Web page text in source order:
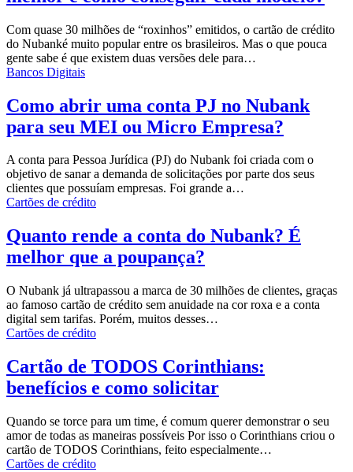
Com quase 30 milhões de “roxinhos” emitidos, o cartão de crédito
do Nubanké muito popular entre os brasileiros. Mas o que pouca
gente sabe é que existem duas versões dele para…
Bancos Digitais
Como abrir uma conta PJ no Nubank
para seu MEI ou Micro Empresa?
A conta para Pessoa Jurídica (PJ) do Nubank foi criada com o
objetivo de sanar a demanda de solicitações por parte dos seus
clientes que possuíam empresas. Foi grande a…
Cartões de crédito
Quanto rende a conta do Nubank? É
melhor que a poupança?
O Nubank já ultrapassou a marca de 30 milhões de clientes, graças
ao famoso cartão de crédito sem anuidade na cor roxa e a conta
digital sem tarifas. Porém, muitos desses…
Cartões de crédito
Cartão de TODOS Corinthians:
benefícios e como solicitar
Quando se torce para um time, é comum querer demonstrar o seu
amor de todas as maneiras possíveis Por isso o Corinthians criou o
cartão de TODOS Corinthians, feito especialmente…
Cartões de crédito